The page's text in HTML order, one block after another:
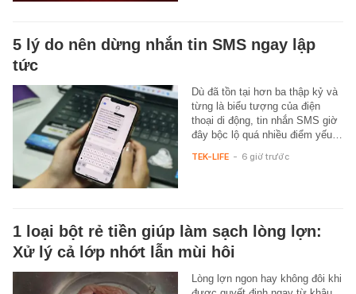
5 lý do nên dừng nhắn tin SMS ngay lập
tức
Dù đã tồn tại hơn ba thập kỷ và
từng là biểu tượng của điện
thoại di động, tin nhắn SMS giờ
đây bộc lộ quá nhiều điểm yếu…
TEK-LIFE - 6 giờ trước
1 loại bột rẻ tiền giúp làm sạch lòng lợn:
Xử lý cả lớp nhớt lẫn mùi hôi
Lòng lợn ngon hay không đôi khi